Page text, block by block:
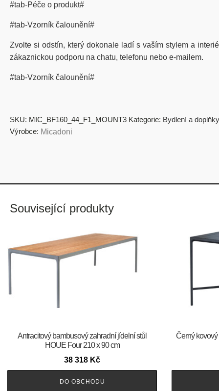
#tab-Péče o produkt#
#tab-Vzorník čalounění#
Zvolte si odstín, který dokonale ladí s vaším stylem a
zákaznickou podporu na chatu, telefonu nebo e-mailem.
#tab-Vzorník čalounění#
SKU: MIC_BF160_44_F1_MOUNT3 Kategorie: Bydlení a doplňky
Výrobce: Micadoni
Související produkty
Antracitový bambusový zahradní jídelní stůl
HOUE Four 210 x 90 cm
38 318 Kč
DO OBCHODU
Černý